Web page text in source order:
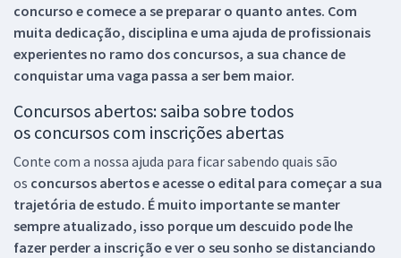
concurso e comece a se preparar o quanto antes. Com
muita dedicação, disciplina e uma ajuda de profissionais
experientes no ramo dos concursos, a sua chance de
conquistar uma vaga passa a ser bem maior.
Concursos abertos: saiba sobre todos
os concursos com inscrições abertas
Conte com a nossa ajuda para ficar sabendo quais são
os concursos abertos e acesse o edital para começar a sua
trajetória de estudo. É muito importante se manter
sempre atualizado, isso porque um descuido pode lhe
fazer perder a inscrição e ver o seu sonho se distanciando